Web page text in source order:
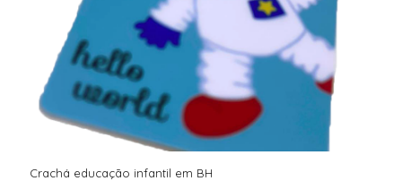
Crachá educação infantil em BH